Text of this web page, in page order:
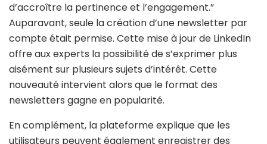
d’accroître la pertinence et l’engagement.”
Auparavant, seule la création d’une newsletter par
compte était permise. Cette mise à jour de LinkedIn
offre aux experts la possibilité de s’exprimer plus
aisément sur plusieurs sujets d’intérêt. Cette
nouveauté intervient alors que le format des
newsletters gagne en popularité.
En complément, la plateforme explique que les
utilisateurs peuvent également enregistrer des